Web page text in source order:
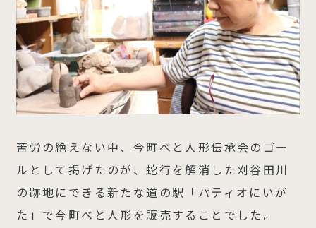
苦労の絶えない中、今町べと人形伝承会のゴー
ルとして掲げたのが、蛇行を解消した刈谷田川
の跡地にできる新たな道の駅「パティオにいが
た」で今町べと人形を販売することでした。